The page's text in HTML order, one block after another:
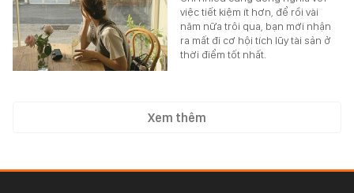
việc tiết kiệm ít hơn, để rồi vài
năm nữa trôi qua, bạn mới nhận
ra mất đi cơ hội tích lũy tài sản ở
thời điểm tốt nhất.
Xem thêm